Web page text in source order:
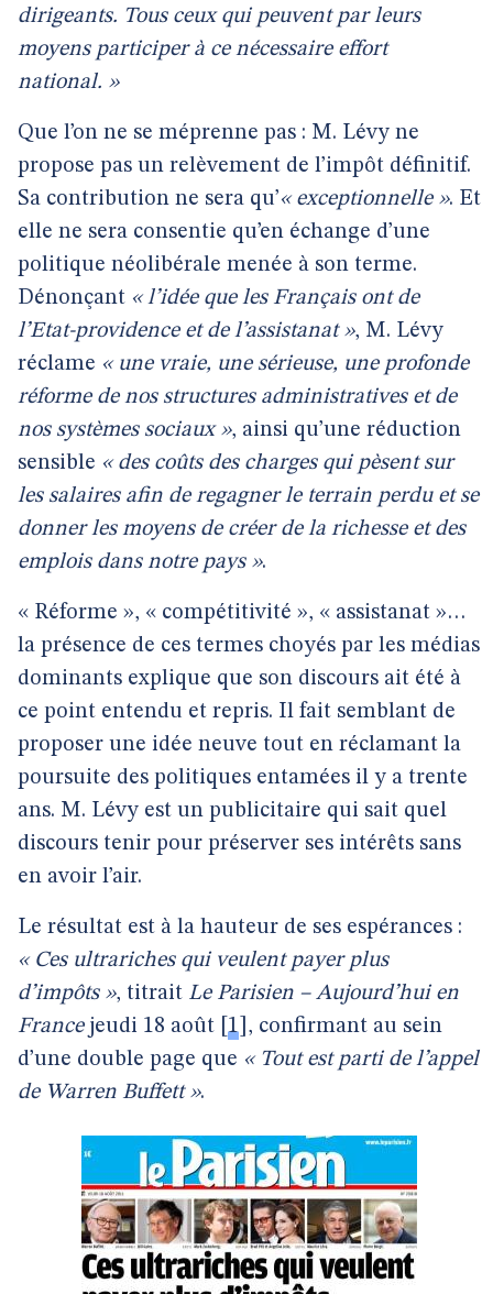
dirigeants. Tous ceux qui peuvent par leurs
moyens participer à ce nécessaire effort
national. »
Que l’on ne se méprenne pas : M. Lévy ne
propose pas un relèvement de l’impôt définitif.
Sa contribution ne sera qu’« exceptionnelle ». Et
elle ne sera consentie qu’en échange d’une
politique néolibérale menée à son terme.
Dénonçant « l’idée que les Français ont de
l’Etat-providence et de l’assistanat », M. Lévy
réclame « une vraie, une sérieuse, une profonde
réforme de nos structures administratives et de
nos systèmes sociaux », ainsi qu’une réduction
sensible « des coûts des charges qui pèsent sur
les salaires afin de regagner le terrain perdu et se
donner les moyens de créer de la richesse et des
emplois dans notre pays ».
« Réforme », « compétitivité », « assistanat »…
la présence de ces termes choyés par les médias
dominants explique que son discours ait été à
ce point entendu et repris. Il fait semblant de
proposer une idée neuve tout en réclamant la
poursuite des politiques entamées il y a trente
ans. M. Lévy est un publicitaire qui sait quel
discours tenir pour préserver ses intérêts sans
en avoir l’air.
Le résultat est à la hauteur de ses espérances :
« Ces ultrariches qui veulent payer plus
d’impôts », titrait Le Parisien – Aujourd’hui en
Francejeudi 18 août 1 , confirmant au sein
d’une double page que « Tout est parti de l’appel
de Warren Buffett ».